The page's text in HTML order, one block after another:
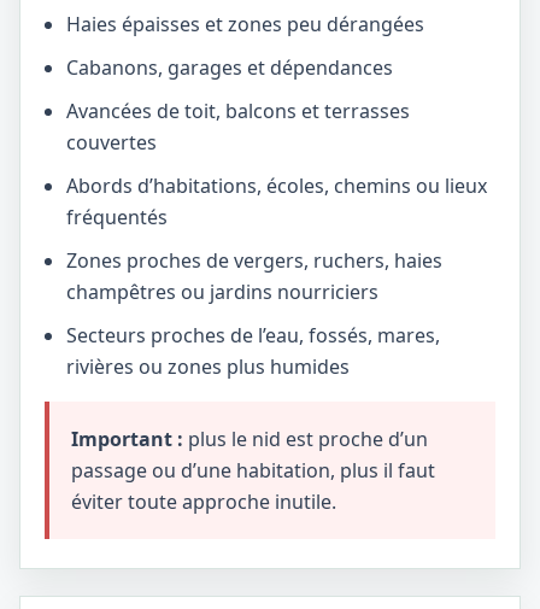
Haies épaisses et zones peu dérangées
Cabanons, garages et dépendances
Avancées de toit, balcons et terrasses
couvertes
Abords d’habitations, écoles, chemins ou lieux
fréquentés
Zones proches de vergers, ruchers, haies
champêtres ou jardins nourriciers
Secteurs proches de l’eau, fossés, mares,
rivières ou zones plus humides
Important : plus le nid est proche d’un
passage ou d’une habitation, plus il faut
éviter toute approche inutile.